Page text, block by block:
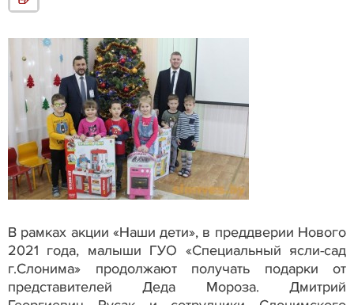
В рамках акции «Наши дети», в преддверии Нового
2021 года, малыши ГУО «Специальный ясли-сад
г.Слонима» продолжают получать подарки от
представителей Деда Мороза. Дмитрий